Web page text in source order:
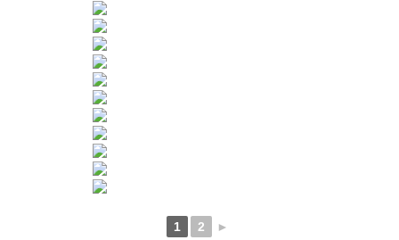
1 2 ►